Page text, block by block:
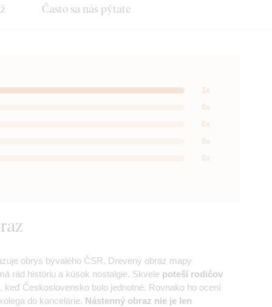
Často sa nás pýtate
0x
0x
0x
0x
1x
obrys bývalého ČSR. Drevený obraz mapy
rád históriu a kúsok nostalgie. Skvele poteší rodičov
Československo bolo jednotné. Rovnako ho ocení
do kancelárie. Nástenný obraz nie je len